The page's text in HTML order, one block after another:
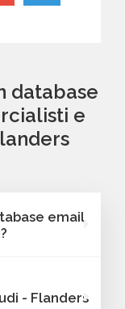
database
e
email
- Flanders